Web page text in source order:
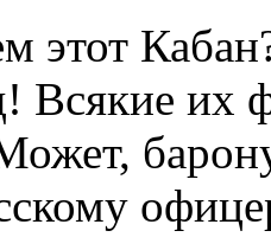
этот
Всякие их